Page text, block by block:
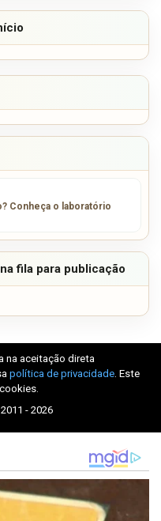
Conheça o laboratório
fila para publicação
na aceitação direta
política de privacidade. Este
- 2026